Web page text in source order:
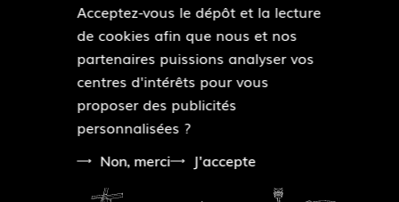
Acceptez-vous le dépôt et la lecture
de cookies afin que nous et nos
partenaires puissions analyser vos
centres d'intérêts pour vous
proposer des publicités
personnalisées ?
Non, merci J'accepte
Pied
page
Plan du site
Mentions légales
Accessibilité : partiellement conforme
Données personnelles